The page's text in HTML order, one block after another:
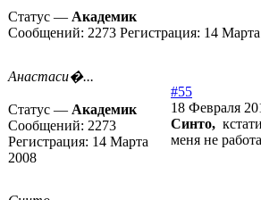
Статус — Академик
Сообщений: 2273 Регистрация: 14
Анастаси�...
Статус — Академик
Сообщений: 2273
Регистрация: 14 Марта
2008
#55
18 Февраля
Синто,
меня не